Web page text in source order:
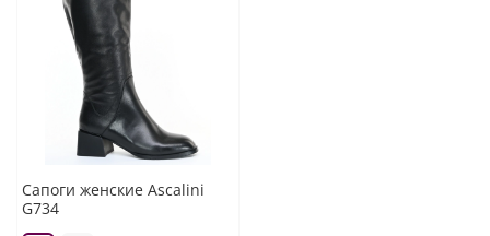
Сапоги женские Ascalini
G734